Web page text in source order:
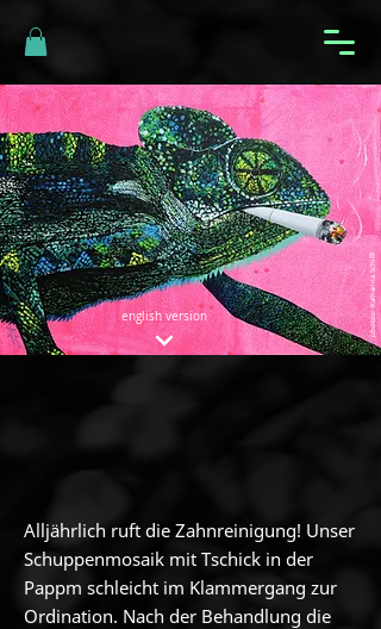
photos:
Katharina Schiffl
english version
Alljährlich ruft die Zahnreinigung! Unser
Schuppenmosaik mit Tschick in der
Pappm schleicht im Klammergang zur
Ordination. Nach der Behandlung die